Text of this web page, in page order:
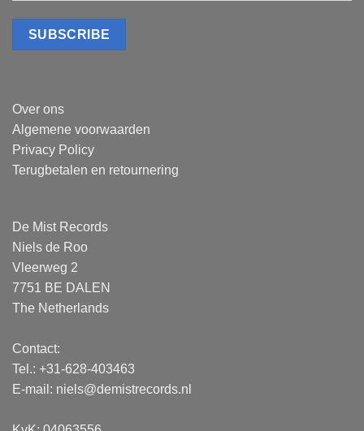
Over ons
Algemene voorwaarden
Privacy Policy
Terugbetalen en retournering
De Mist Records
Niels de Roo
Vleerweg 2
7751 BE DALEN
The Netherlands
Contact:
Tel.: +31-628-403463
E-mail: niels@demistrecords.nl